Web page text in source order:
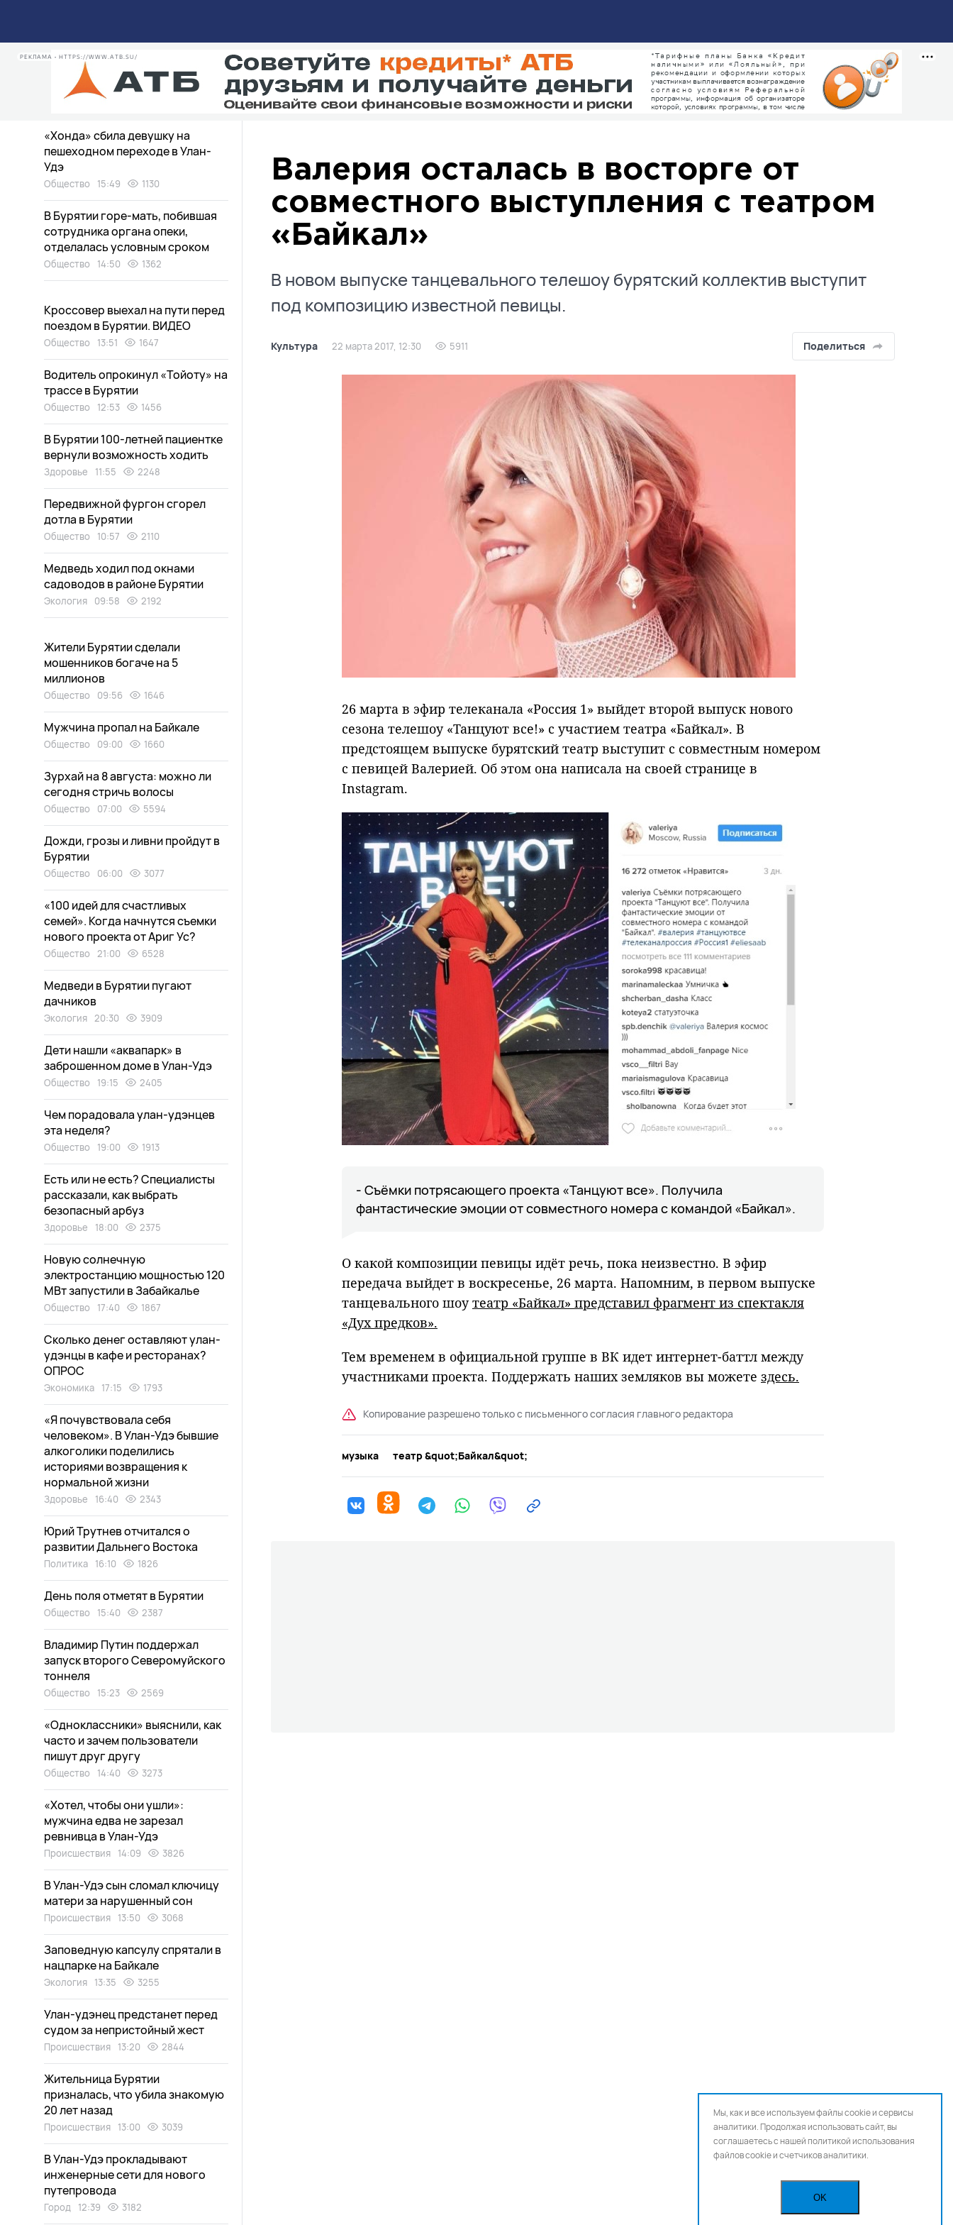
РЕКЛАМА • HTTPS://WWW.ATB.SU/
Валерия осталась в восторге от
совместного выступления с театром
«Байкал»
В новом выпуске танцевального телешоу бурятский коллектив выступит
под композицию известной певицы.
Культура 22 марта 2017, 12:30 5911 Поделиться
26 марта в эфир телеканала «Россия 1» выйдет второй выпуск нового
сезона телешоу «Танцуют все!» с участием театра «Байкал». В
предстоящем выпуске бурятский театр выступит с совместным номером
с певицей Валерией. Об этом она написала на своей странице в
Instagram.
- Съёмки потрясающего проекта «Танцуют все». Получила
фантастические эмоции от совместного номера с командой «Байкал».
О какой композиции певицы идёт речь, пока неизвестно. В эфир
передача выйдет в воскресенье, 26 марта. Напомним, в первом выпуске
танцевального шоутеатр «Байкал» представил фрагмент из спектакля
«Дух предков».
Тем временем в официальной группе в ВК идет интернет-баттл между
участниками проекта. Поддержать наших земляков вы можете здесь.
Копирование разрешено только с письменного согласия главного редактора
музыка театр &quot;Байкал&quot;
«Вопрос-Ответ»: пропавшие
автобусы, асфальт на остановке
и лишние овощи
«Хонда» сбила девушку на
пешеходном переходе в Улан-
Удэ
Общество 15:49 1130
В Бурятии горе-мать, побившая
сотрудника органа опеки,
отделалась условным сроком
Общество 14:50 1362
Кроссовер выехал на пути перед
поездом в Бурятии. ВИДЕО
Общество 13:51 1647
Водитель опрокинул «Тойоту» на
трассе в Бурятии
Общество 12:53 1456
В Бурятии 100-летней пациентке
вернули возможность ходить
Здоровье 11:55 2248
Передвижной фургон сгорел
дотла в Бурятии
Общество 10:57 2110
Медведь ходил под окнами
садоводов в районе Бурятии
Экология 09:58 2192
Жители Бурятии сделали
мошенников богаче на 5
миллионов
Общество 09:56 1646
Мужчина пропал на Байкале
Общество 09:00 1660
Зурхай на 8 августа: можно ли
сегодня стричь волосы
Общество 07:00 5594
Дожди, грозы и ливни пройдут в
Бурятии
Общество 06:00 3077
«100 идей для счастливых
семей». Когда начнутся съемки
нового проекта от Ариг Ус?
Общество 21:00 6528
Медведи в Бурятии пугают
дачников
Экология 20:30 3909
Дети нашли «аквапарк» в
заброшенном доме в Улан-Удэ
Общество 19:15 2405
Чем порадовала улан-удэнцев
эта неделя?
Общество 19:00 1913
Есть или не есть? Специалисты
рассказали, как выбрать
безопасный арбуз
Здоровье 18:00 2375
Новую солнечную
электростанцию мощностью 120
МВт запустили в Забайкалье
Общество 17:40 1867
Сколько денег оставляют улан-
удэнцы в кафе и ресторанах?
ОПРОС
Экономика 17:15 1793
«Я почувствовала себя
человеком». В Улан-Удэ бывшие
алкоголики поделились
историями возвращения к
нормальной жизни
Здоровье 16:40 2343
Юрий Трутнев отчитался о
развитии Дальнего Востока
Политика 16:10 1826
День поля отметят в Бурятии
Общество 15:40 2387
Владимир Путин поддержал
запуск второго Северомуйского
тоннеля
Общество 15:23 2569
«Одноклассники» выяснили, как
часто и зачем пользователи
пишут друг другу
Общество 14:40 3273
«Хотел, чтобы они ушли»:
мужчина едва не зарезал
ревнивца в Улан-Удэ
Происшествия 14:09 3826
В Улан-Удэ сын сломал ключицу
матери за нарушенный сон
Происшествия 13:50 3068
Заповедную капсулу спрятали в
нацпарке на Байкале
Экология 13:35 3255
Улан-удэнец предстанет перед
судом за непристойный жест
Происшествия 13:20 2844
Жительница Бурятии
призналась, что убила знакомую
20 лет назад
Происшествия 13:00 3039
В Улан-Удэ прокладывают
инженерные сети для нового
путепровода
Город 12:39 3182
Мы, как и все используем файлы cookie и сервисы
аналитики. Продолжая использовать сайт, вы
соглашаетесь с нашейполитикой использования
файлов cookie и счетчиков аналитики.
OK